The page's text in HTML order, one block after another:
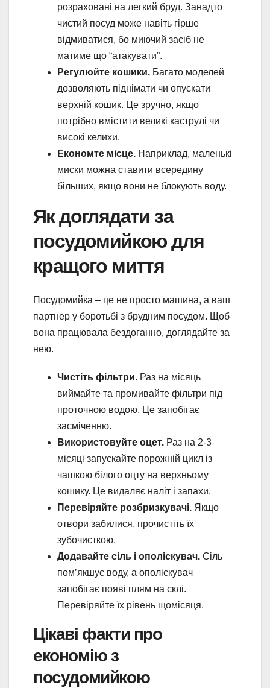
розраховані на легкий бруд. Занадто
чистий посуд може навіть гірше
відмиватися, бо миючий засіб не
матиме що “атакувати”.
Регулюйте кошики. Багато моделей
дозволяють піднімати чи опускати
верхній кошик. Це зручно, якщо
потрібно вмістити великі каструлі чи
високі келихи.
Економте місце. Наприклад, маленькі
миски можна ставити всередину
більших, якщо вони не блокують воду.
Як доглядати за
посудомийкою для
кращого миття
Посудомийка – це не просто машина, а ваш
партнер у боротьбі з брудним посудом. Щоб
вона працювала бездоганно, доглядайте за
нею.
Чистіть фільтри. Раз на місяць
виймайте та промивайте фільтри під
проточною водою. Це запобігає
засміченню.
Використовуйте оцет. Раз на 2-3
місяці запускайте порожній цикл із
чашкою білого оцту на верхньому
кошику. Це видаляє наліт і запахи.
Перевіряйте розбризкувачі. Якщо
отвори забилися, прочистіть їх
зубочисткою.
Додавайте сіль і ополіскувач. Сіль
пом’якшує воду, а ополіскувач
запобігає появі плям на склі.
Перевіряйте їх рівень щомісяця.
Цікаві факти про
економію з
посудомийкою